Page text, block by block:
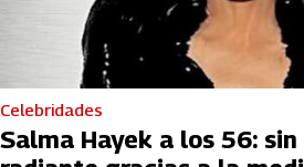
Celebridades
Salma Hayek a los 56: